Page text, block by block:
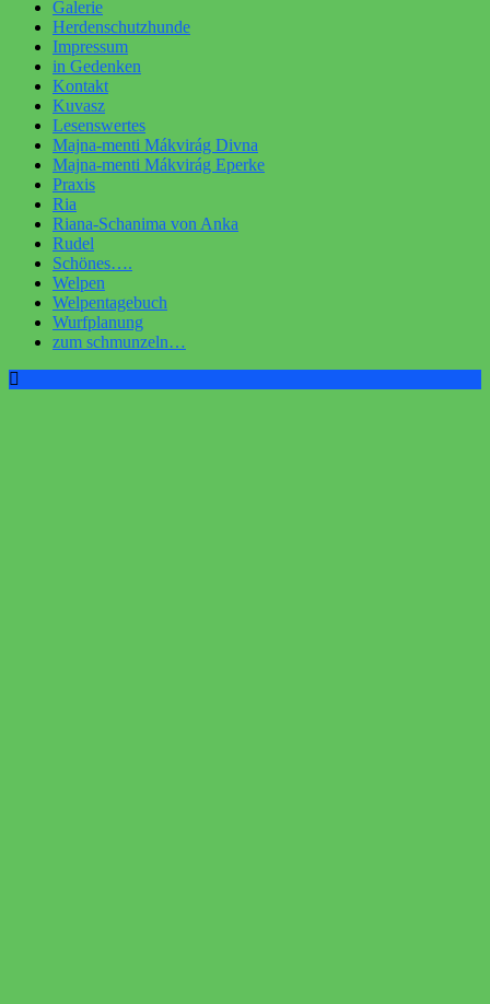
Galerie
Herdenschutzhunde
Impressum
in Gedenken
Kontakt
Kuvasz
Lesenswertes
Majna-menti Mákvirág Divna
Majna-menti Mákvirág Eperke
Praxis
Ria
Riana-Schanima von Anka
Rudel
Schönes….
Welpen
Welpentagebuch
Wurfplanung
zum schmunzeln…